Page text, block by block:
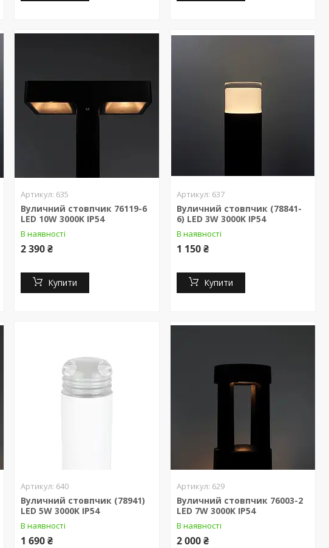
635
Вуличний стовпчик 76119-6
LED 10W 3000K IP54
В наявності
2 390 ₴
Купити
637
Вуличний стовпчик (78841-
6) LED 3W 3000K IP54
В наявності
1 150 ₴
Купити
640
Вуличний стовпчик (78941)
LED 5W 3000K IP54
В наявності
1 690 ₴
629
Вуличний стовпчик 76003-2
LED 7W 3000K IP54
В наявності
2 000 ₴